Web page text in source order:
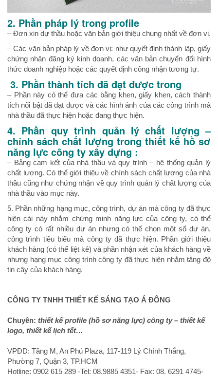
2. Phần pháp lý trong profile
– Đơn xin dự thầu hoặc văn bản giới thiệu chung nhất về đơn vị.
– Các văn bản pháp lý về đơn vị: như quyết định thành lập, giấy
chứng nhận đăng ký kinh doanh, các văn bản chuyển đổi hình
thức doanh nghiệp hoặc các quyết định công nhận tương tự.
3. Phần thành tích đã đạt được trong
– Phần này có thể đưa các bằng khen, giấy khen, cách thành
tích nổi bật đã đạt được và các hình ảnh của các công trình mà
nhà thầu đã thực hiện hoặc đang thực hiện.
4. Phần quy trình quản lý chất lượng –
chính sách chất lượng trong thiết kế hồ sơ
năng lực công ty xây dựng :
– Bảng cam kết của nhà thầu và quy trình – hệ thống quản lý
chất lượng. Có thể giới thiệu về chính sách chất lượng của nhà
thầu cũng như chứng nhận về quy trình quản lý chất lượng của
nhà thầu vào mục này.
5. Phần những hạng mục, công trình, dự án mà công ty đã thực
hiện cái này nhằm chứng minh năng lực của công ty, có thể
công ty có rất nhiều dự án nhưng có thể chọn một số dự án,
công trình tiêu biểu mà công ty đã thực hiện. Phần giới thiệu
khách hàng (có thể liệt kê) và phần nhận xét của khách hàng về
nhưng hạng mục công trình công ty đã thực hiện nhằm tăng độ
tin cậy của khách hàng.
CÔNG TY TNHH THIẾT KẾ SÁNG TẠO Á ĐÔNG
Chuyên: thiết kế profile (hồ sơ năng lực) công ty – thiết kế
logo, thiết kế lịch tết…
VPĐD: Tầng M, An Phú Plaza, 117-119 Lý Chính Thắng,
Phường 7, Quận 3, TP.HCM
Hotline: 0902 615 289 -Tel: 08.9885 4351- Fax: 08. 6291 4745-